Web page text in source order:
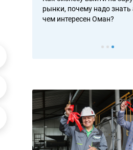
рынки, почему надо знать
чем интересен Оман?